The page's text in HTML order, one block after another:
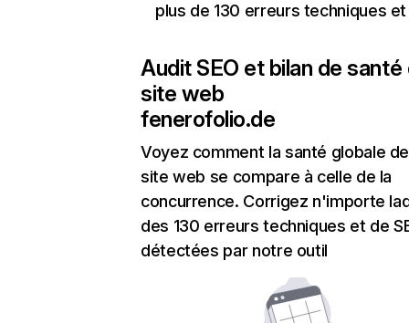
plus de 130 erreurs techniques et
Audit SEO et bilan de santé
site web
fenerofolio.de
Voyez comment la santé globale
site web se compare à celle de la
concurrence. Corrigez n'importe
des 130 erreurs techniques et de
détectées par notre outil